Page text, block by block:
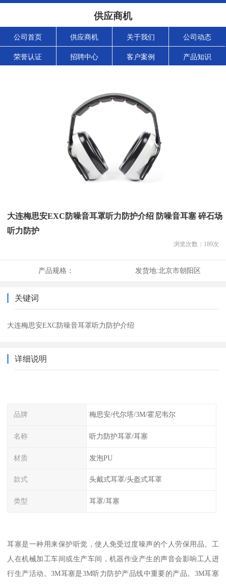
供应商机
公司首页 供应商机 关于我们 公司动态
荣誉认证 招聘中心 客户案例 产品知识
大连梅思安EXC防噪音耳罩听力防护介绍 防噪音耳塞 碎石场
听力防护
浏览次数： 189次
产品规格： 发货地:北京市朝阳区
关键词
大连梅思安EXC防噪音耳罩听力防护介绍
详细说明
品牌 梅思安/代尔塔/3M/霍尼韦尔
名称 听力防护耳罩/耳塞
材质 发泡PU
款式 头戴式耳罩/头盔式耳罩
类型 耳罩/耳塞
耳塞是一种用来保护听觉，使人免受过度噪声的个人劳保用品。工
人在机械加工车间或生产车间，机器作业产生的声音会影响工人进
行生产活动。3M耳塞是3M听力防护产品线中重要的产品。3M耳塞